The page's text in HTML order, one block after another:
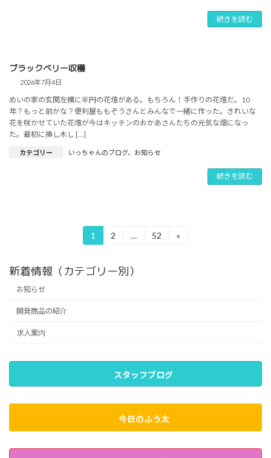
続きを読む
ブラックベリー収穫
2026年7月4日
めいの家の玄関左横に半円の花壇がある。もちろん！手作りの花壇だ。10
年？もっと前かな？便利屋ももぞうさんとみんなで一緒に作った。きれいな
花を咲かせていた花壇が今はキッチンのおかあさんたちの元気な畑になっ
た。最初に挿し木し […]
カテゴリー いっちゃんのブログ、 お知らせ
続きを読む
の
ペ
ー
ジ
送
り
固
定
ー
1
固
ー
2 …
固
52 »
新着情報（カテゴリー別）
お知らせ
開発商品の紹介
求人案内
スタッフブログ
今日のふう太